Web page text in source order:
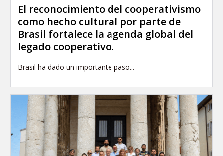
El reconocimiento del cooperativismo
como hecho cultural por parte de
Brasil fortalece la agenda global del
legado cooperativo.
Brasil ha dado un importante paso...